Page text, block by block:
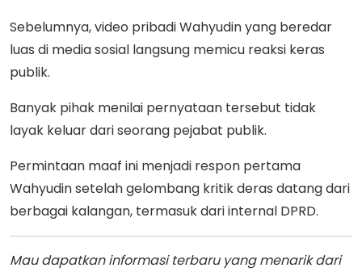
Sebelumnya, video pribadi Wahyudin yang beredar
luas di media sosial langsung memicu reaksi keras
publik.
Banyak pihak menilai pernyataan tersebut tidak
layak keluar dari seorang pejabat publik.
Permintaan maaf ini menjadi respon pertama
Wahyudin setelah gelombang kritik deras datang dari
berbagai kalangan, termasuk dari internal DPRD.
Mau dapatkan informasi terbaru yang menarik dari